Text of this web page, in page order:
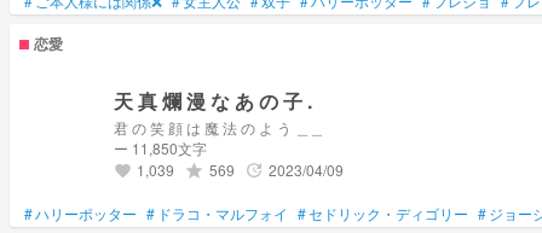
恋愛
天 真 爛 漫 な あ の 子 .
ー 11,850文字
favorite 1,039 grade 569 update 2023/04/09
#ハリーポッター # ドラコ・マルフォイ #セドリック・ディゴリー #ジョー